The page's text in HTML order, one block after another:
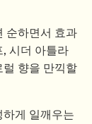
순하면서 효과
시더 아틀라
향을 만끽할
게 일깨우는